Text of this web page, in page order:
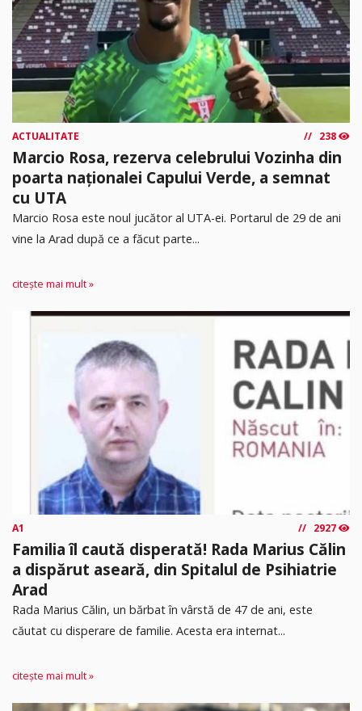
ACTUALITATE 238
Marcio Rosa, rezerva celebrului Vozinha din
poarta naționalei Capului Verde, a semnat
cu UTA
Marcio Rosa este noul jucător al UTA-ei. Portarul de 29 de ani
vine la Arad după ce a făcut parte...
citește mai mult »
A1 2927
Familia îl caută disperată! Rada Marius Călin
a dispărut aseară, din Spitalul de Psihiatrie
Arad
Rada Marius Călin, un bărbat în vârstă de 47 de ani, este
căutat cu disperare de familie. Acesta era internat...
citește mai mult »